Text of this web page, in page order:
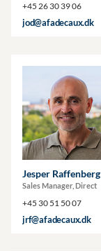
+45 26 30 39 06
jod@afadecaux.dk
Jesper Raffenberg
Sales Manager, Direct
+45 30 51 50 07
jrf@afadecaux.dk